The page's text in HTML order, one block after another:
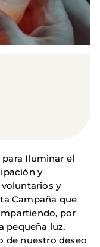
para Iluminar el
y
y
Campaña que
por
pequeña luz,
de nuestro deseo